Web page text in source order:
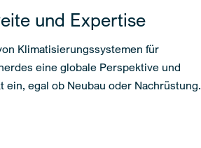
und Expertise
Klimatisierungssystemen für
eine globale Perspektive und
egal ob Neubau oder Nachrüstung.